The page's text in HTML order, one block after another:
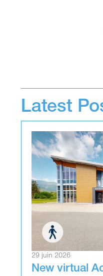
Latest
29 juin 2026
New virtual